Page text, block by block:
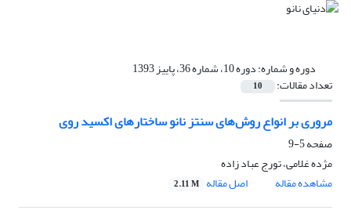
دوره و شماره:دوره 10، شماره 36، پاییز 1393
تعداد مقالات: 10
مروری بر انواع روش‌های سنتز نانو ساختارهای اکسید روی
صفحه5-9
مژده غلامی، تورج عباد زاده
مشاهده مقاله
اصل مقاله 2.11 M